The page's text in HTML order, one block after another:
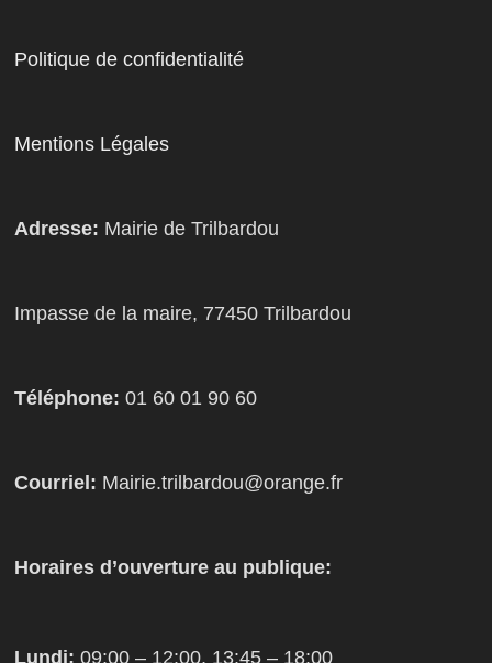
Politique de confidentialité
Mentions Légales
Adresse: Mairie de Trilbardou
Impasse de la maire, 77450 Trilbardou
Téléphone: 01 60 01 90 60
Courriel: Mairie.trilbardou@orange.fr
Horaires d’ouverture au publique:
Lundi: 09:00 – 12:00, 13:45 – 18:00